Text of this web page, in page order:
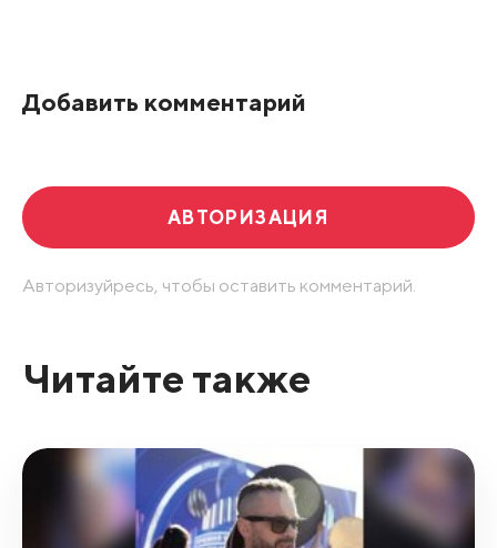
Добавить комментарий
АВТОРИЗАЦИЯ
Авторизуйресь, чтобы оставить комментарий.
Читайте также